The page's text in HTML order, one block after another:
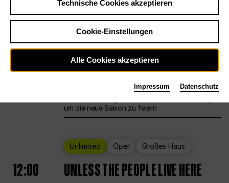
Sa29.8.
Großes Haus
12:00 Eröffnungswochenende
um die neue Saison zu feiern
Unlimited Oper Großes Haus
12:00 UNLESS THE PEOPLE LIVE HERE
Technische Cookies akzeptieren
Cookie-Einstellungen
Alle Cookies akzeptieren
Impressum Datenschutz